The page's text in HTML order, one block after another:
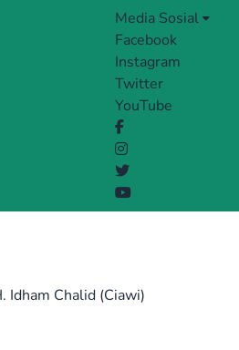
Media Sosial
Facebook
Instagram
Twitter
YouTube
Idham Chalid (Ciawi)